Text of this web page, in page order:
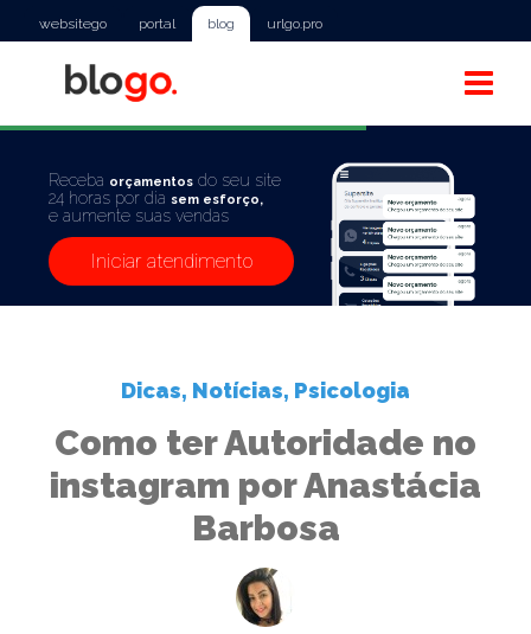
websitego portal blog urlgo.pro
Receba orçamentos do seu site
24 horas por dia sem esforço,
e aumente suas vendas
Iniciar atendimento
Dicas, Notícias, Psicologia
Como ter Autoridade no
instagram por Anastácia
Barbosa